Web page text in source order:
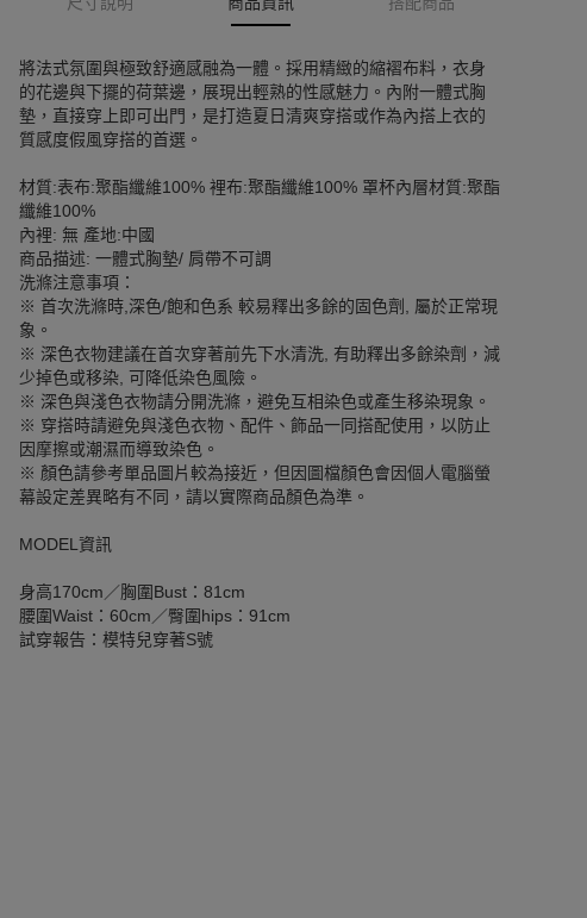
將法式氛圍與極致舒適感融為一體。採用精緻的縮褶布料，衣身
的花邊與下擺的荷葉邊，展現出輕熟的性感魅力。內附一體式胸
墊，直接穿上即可出門，是打造夏日清爽穿搭或作為內搭上衣的
質感度假風穿搭的首選。
材質:表布:聚酯纖維100% 裡布:聚酯纖維100% 罩杯內層材質:聚酯
纖維100%
內裡: 無 產地:中國
商品描述: 一體式胸墊/ 肩帶不可調
洗滌注意事項：
※ 首次洗滌時,深色/飽和色系 較易釋出多餘的固色劑, 屬於正常現
象。
※ 深色衣物建議在首次穿著前先下水清洗, 有助釋出多餘染劑，減
少掉色或移染, 可降低染色風險。
※ 深色與淺色衣物請分開洗滌，避免互相染色或產生移染現象。
※ 穿搭時請避免與淺色衣物、配件、飾品一同搭配使用，以防止
因摩擦或潮濕而導致染色。
※ 顏色請參考單品圖片較為接近，但因圖檔顏色會因個人電腦螢
幕設定差異略有不同，請以實際商品顏色為準。
MODEL資訊
身高170cm／胸圍Bust：81cm
腰圍Waist：60cm／臀圍hips：91cm
試穿報告：模特兒穿著S號